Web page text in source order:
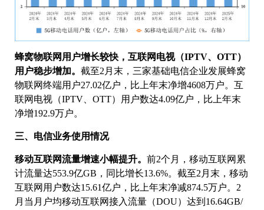
蜂窝物联网用户增长较快，互联网电视（IPTV、OTT）
用户稳步增加。 截至2月末，三家基础电信企业发展蜂窝
物联网终端用户27.02亿户，比上年末净增4608万户。互
联网电视（IPTV、OTT）用户数达4.09亿户，比上年末
净增192.9万户。
三、电信业务使用情况
移动互联网流量增速小幅提升。 前2个月，移动互联网累
计流量达553.9亿GB，同比增长13.6%。截至2月末，移动
互联网用户数达15.61亿户，比上年末净减874.5万户。2
月当月户均移动互联网接入流量（DOU）达到16.64GB/